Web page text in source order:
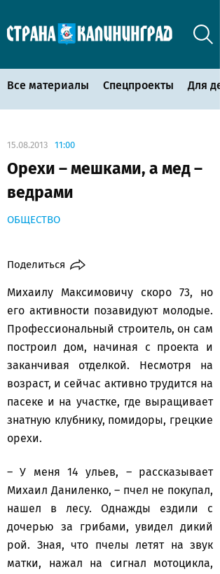
Все материалы Спецпроекты Для
15.08.2013 11:00
Орехи – мешками, а мед –
ведрами
ОБЩЕСТВО
Поделиться
Михаилу Максимовичу скоро 73, но
его активности позавидуют молодые.
Профессиональный строитель, он сам
построил дом, начиная с проекта и
заканчивая отделкой. Несмотря на
возраст, и сейчас активно трудится на
пасеке и на участке, где выращивает
знатную клубнику, помидоры, грецкие
орехи.
– У меня 14 ульев, – рассказывает
Михаил Даниленко, – пчел не покупал,
нашел в лесу. Однажды ездили с
дочерью за грибами, увидел дикий
рой. Зная, что пчелы летят на звук
матки, нажал на сигнал мотоцикла,